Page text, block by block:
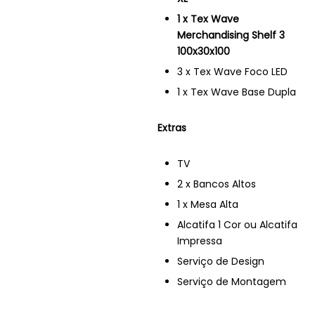
1 x Tex Wave
Merchandising Shelf 3
100x30x100
3 x Tex Wave Foco LED
1 x Tex Wave Base Dupla
Extras
TV
2 x Bancos Altos
1 x Mesa Alta
Alcatifa 1 Cor ou Alcatifa
Impressa
Serviço de Design
Serviço de Montagem